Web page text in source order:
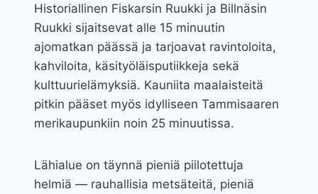
Historiallinen Fiskarsin Ruukki ja Billnäsin
Ruukki sijaitsevat alle 15 minuutin
ajomatkan päässä ja tarjoavat ravintoloita,
kahviloita, käsityöläisputiikkeja sekä
kulttuurielämyksiä. Kauniita maalaisteitä
pitkin pääset myös idylliseen Tammisaaren
merikaupunkiin noin 25 minuutissa.
Lähialue on täynnä pieniä piilotettuja
helmiä — rauhallisia metsäteitä, pieniä